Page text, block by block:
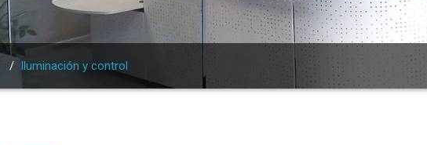
/ Iluminación y control